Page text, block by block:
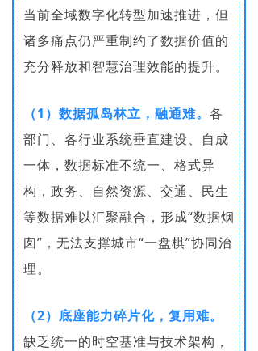
当前全域数字化转型加速推进，但
诸多痛点仍严重制约了数据价值的
充分释放和智慧治理效能的提升。
（1）数据孤岛林立，融通难。 各
部门、各行业系统垂直建设、自成
一体，数据标准不统一、格式异
构，政务、自然资源、交通、民生
等数据难以汇聚融合，形成“数据烟
囱”，无法支撑城市“一盘棋”协同治
理。
（2）底座能力碎片化，复用难。
缺乏统一的时空基准与技术架构，